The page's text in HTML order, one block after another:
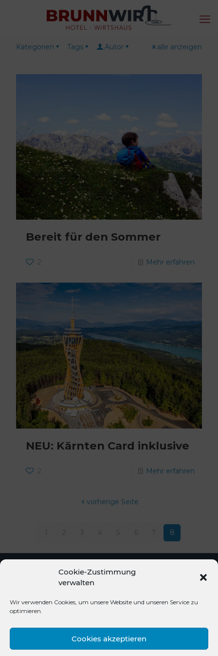
Cookie-Zustimmung
verwalten
Wir verwenden Cookies, um unsere Website und unseren Service zu
optimieren.
Cookies akzeptieren
Kategorien Tags Autor alle anzeigen
Bereit für den Sommer
2 Mehr erfahren
NEU: Kärnten Card inklusive
2 Mehr erfahren
vorherige Seite
1 2 3 4 5 6 7 8
© 2020 Hotel Brunnwirt | facebook
instagram